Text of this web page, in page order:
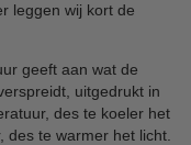
leggen wij kort de
geeft aan wat de
uitgedrukt in
des te koeler het
des te warmer het licht.